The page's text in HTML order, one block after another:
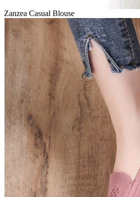
Zanzea Casual Blouse